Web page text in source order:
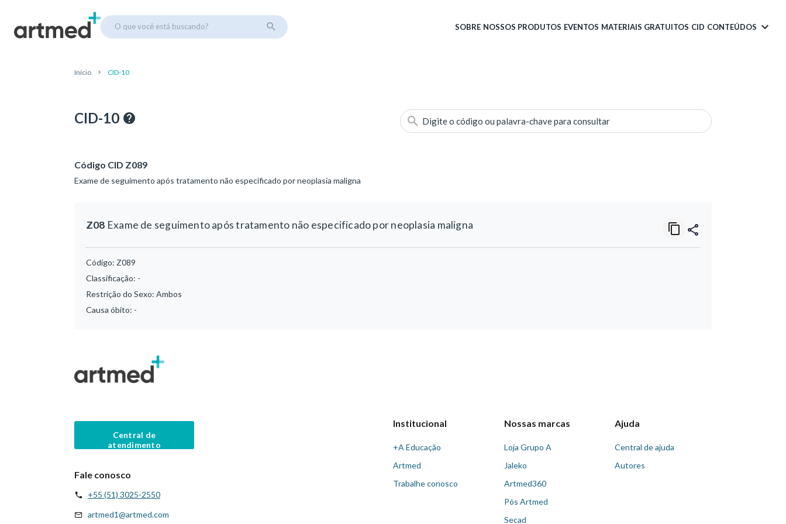
O que você está buscando? SOBRE NOSSOS PRODUTOS EVENTOS MATERIAIS GRATUITOS CID CONTEÚDOS
Início CID-10
CID-10 Digite o código ou palavra-chave para consultar
Código CID Z089
Exame de seguimento após tratamento não especificado por neoplasia maligna
Z08 Exame de seguimento após tratamento não especificado por neoplasia maligna
Código: Z089
Classificação: -
Restrição do Sexo: Ambos
Causa óbito: -
Central de
atendimento
Fale conosco
+55 (51) 3025-2550
artmed1@artmed.com
Institucional
+A Educação
Artmed
Trabalhe conosco
Nossas marcas
Loja Grupo A
Jaleko
Artmed360
Pós Artmed
Secad
Ajuda
Central de ajuda
Autores